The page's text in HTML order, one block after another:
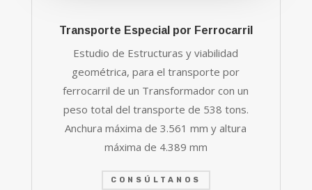
Transporte Especial por Ferrocarril
Estudio de Estructuras y viabilidad
geométrica, para el transporte por
ferrocarril de un Transformador con un
peso total del transporte de 538 tons.
Anchura máxima de 3.561 mm y altura
máxima de 4.389 mm
CONSÚLTANOS